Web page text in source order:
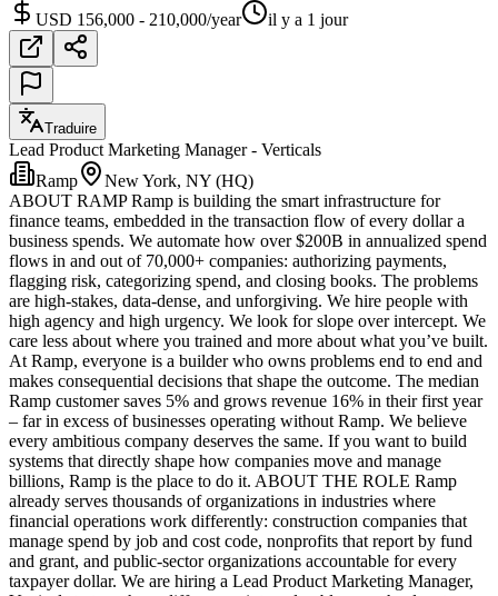
USD 156,000 - 210,000/year
il y a 1 jour
Traduire
Lead Product Marketing Manager - Verticals
Ramp
New York, NY (HQ)
ABOUT RAMP Ramp is building the smart infrastructure for
finance teams, embedded in the transaction flow of every dollar a
business spends. We automate how over $200B in annualized spend
flows in and out of 70,000+ companies: authorizing payments,
flagging risk, categorizing spend, and closing books. The problems
are high-stakes, data-dense, and unforgiving. We hire people with
high agency and high urgency. We look for slope over intercept. We
care less about where you trained and more about what you’ve built.
At Ramp, everyone is a builder who owns problems end to end and
makes consequential decisions that shape the outcome. The median
Ramp customer saves 5% and grows revenue 16% in their first year
– far in excess of businesses operating without Ramp. We believe
every ambitious company deserves the same. If you want to build
systems that directly shape how companies move and manage
billions, Ramp is the place to do it. ABOUT THE ROLE Ramp
already serves thousands of organizations in industries where
financial operations work differently: construction companies that
manage spend by job and cost code, nonprofits that report by fund
and grant, and public-sector organizations accountable for every
taxpayer dollar. We are hiring a Lead Product Marketing Manager,